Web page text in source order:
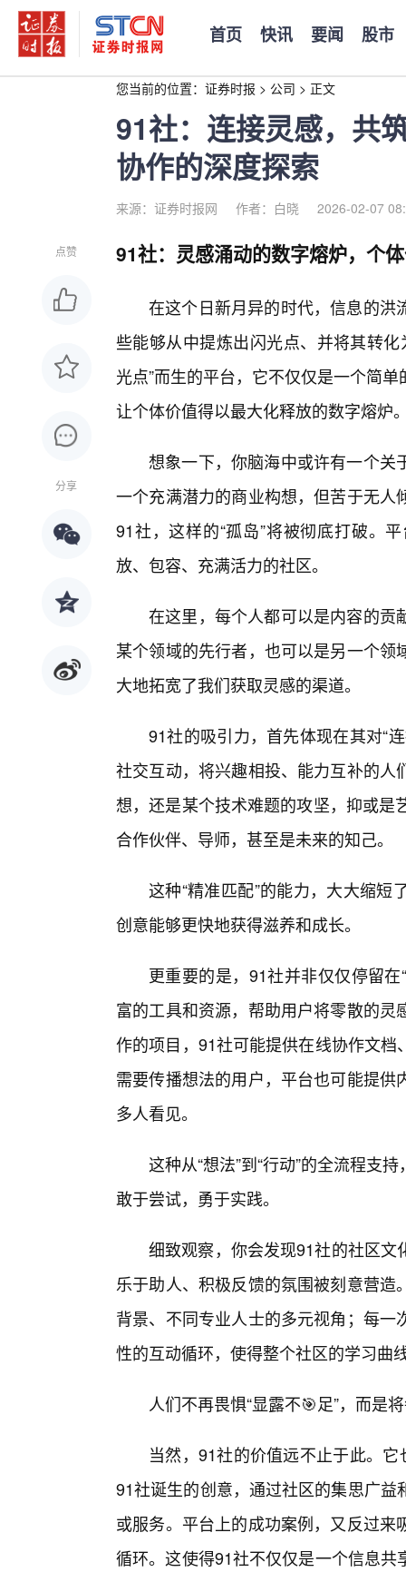
首页 快讯 要闻 股市
您当前的位置： 证券时报 > 公司 > 正文
91社：连接灵感，
协作的深度探索
来源：证券时报网 作者：白晓 2026-02-07
点赞
分享
91社：灵感涌动的数字熔炉，个
在这个日新月异的时代，信息的洪
些能够从中提炼出闪光点、并将其转
光点”而生的平台，它不仅仅是一个简
让个体价值得以最大化释放的数字熔炉
想象一下，你脑海中或许有一个关
一个充满潜力的商业构想，但苦于无
91社，这样的“孤岛”将被彻底打破。
放、包容、充满活力的社区。
在这里，每个人都可以是内容的贡
某个领域的先行者，也可以是另一个
大地拓宽了我们获取灵感的渠道。
91社的吸引力，首先体现在其对“
社交互动，将兴趣相投、能力互补的
想，还是某个技术难题的攻坚，抑或
合作伙伴、导师，甚至是未来的知己。
这种“精准匹配”的能力，大大缩
创意能够更快地获得滋养和成长。
更重要的是，91社并非仅仅停留在
富的工具和资源，帮助用户将零散的
作的项目，91社可能提供在线协作文
需要传播想法的用户，平台也可能提
多人看见。
这种从“想法”到“行动”的全流程支
敢于尝试，勇于实践。
细致观察，你会发现91社的社区
乐于助人、积极反馈的氛围被刻意营
背景、不同专业人士的多元视角；每
性的互动循环，使得整个社区的学习曲
人们不再畏惧“显露不🎯足”，而是
当然，91社的价值远不止于此。
91社诞生的创意，通过社区的集思广
或服务。平台上的成功案例，又反过
循环。这使得91社不仅仅是一个信息